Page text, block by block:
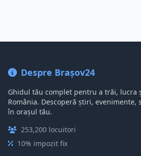
Despre Brașov24
Ghidul tău complet pentru a trăi, lucra
România. Descoperă știri,
în orașul tău.
253,200 locuitori
10% impozit fix